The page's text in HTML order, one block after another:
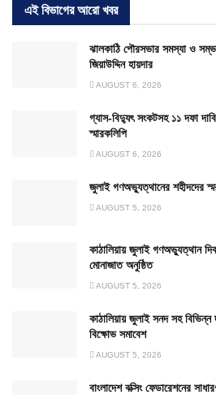
এই বিভাগের আরো খবর
ঝালকাঠি পৌরসভার সমস্যা ও
জিয়াউদ্দিন হায়দার
AUGUST 6, 2026
গ্যাস-বিদ্যুৎ সংকটসহ ১১ দফা
স্মারকলিপি
AUGUST 6, 2026
জুলাই গণঅভ্যুত্থানের শহীদদের
AUGUST 5, 2026
কাঠালিয়ায় জুলাই গণঅভ্যুত্থান
মোনাজাত অনুষ্ঠিত
AUGUST 5, 2026
কাঠালিয়ায় জুলাই সনদ সহ বিভিন্ন
বিক্ষোভ সমাবেশ
AUGUST 5, 2026
বাংলাদেশ বক্সিং ফেডারেশনের